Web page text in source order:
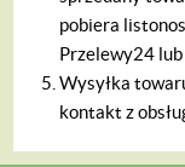
pobiera
Przelewy24
Wysyłka
kontakt z